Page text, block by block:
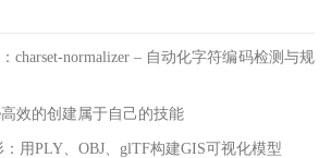
charset-normalizer – 自动化字符编码检测与规
高效的创建属于自己的技能
用PLY、OBJ、glTF构建GIS可视化模型